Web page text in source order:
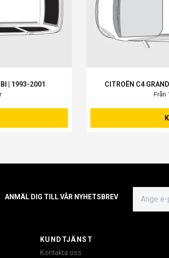
| 1993-2001 CITROËN C4
Från
ANMÄL DIG TILL VÅR NYHETSBREV
KUNDTJÄNST
Kontakta oss